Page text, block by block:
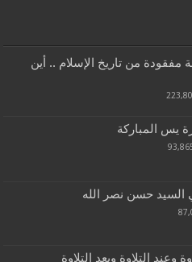
من 183 سنة مفقودة من تاريخ الإسلام .. أين
يس المباركة
السيد حسن نصر الله
وعند التلاوة وبعد التلاوة